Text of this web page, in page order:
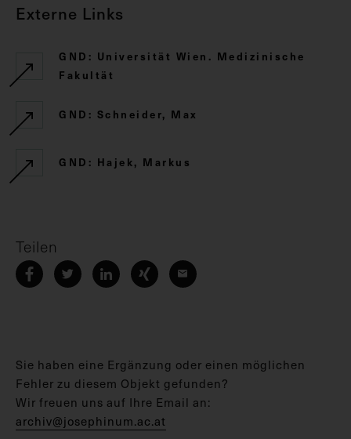
Externe Links
GND: Universität Wien. Medizinische
Fakultät
GND: Schneider, Max
GND: Hajek, Markus
Teilen
Sie haben eine Ergänzung oder einen möglichen
Fehler zu diesem Objekt gefunden?
Wir freuen uns auf Ihre Email an:
archiv@josephinum.ac.at